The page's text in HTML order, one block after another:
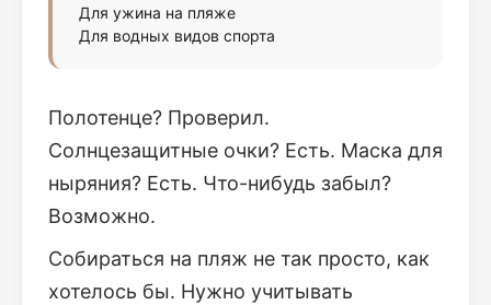
Для ужина на пляже
Для водных видов спорта
Полотенце? Проверил.
Солнцезащитные очки? Есть. Маска для
ныряния? Есть. Что-нибудь забыл?
Возможно.
Собираться на пляж не так просто, как
хотелось бы. Нужно учитывать